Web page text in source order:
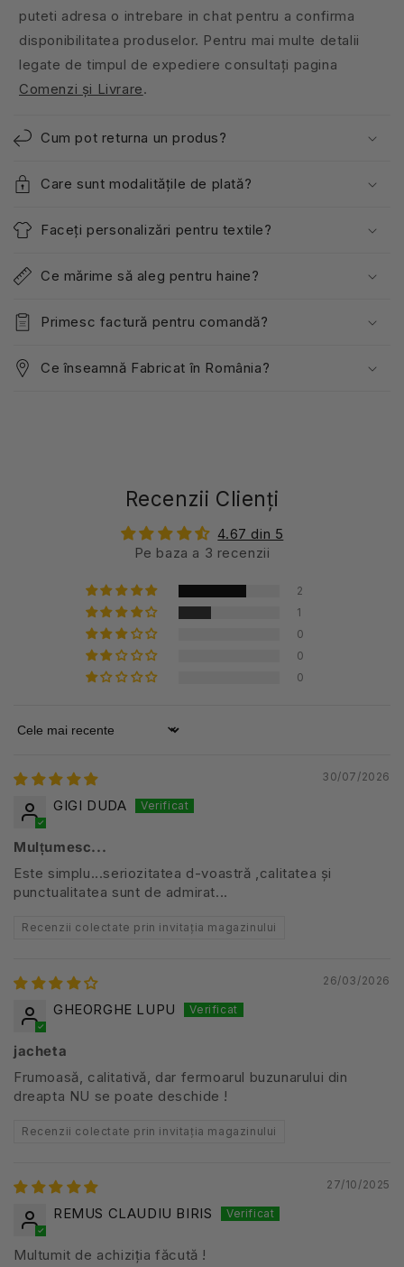
puteti adresa o intrebare in chat pentru a confirma
disponibilitatea produselor. Pentru mai multe detalii
legate de timpul de expediere consultați pagina
Comenzi și Livrare.
Cum pot returna un produs?
Care sunt modalitățile de plată?
Faceți personalizări pentru textile?
Ce mărime să aleg pentru haine?
Primesc factură pentru comandă?
Ce înseamnă Fabricat în România?
Recenzii Clienți
4.67 din 5
Pe baza a 3 recenzii
2
1
0
0
0
Sort by
30/07/2026
GIGI DUDA
Mulțumesc...
Este simplu...seriozitatea d-voastră ,calitatea și
punctualitatea sunt de admirat...
Recenzii colectate prin invitația magazinului
26/03/2026
GHEORGHE LUPU
jacheta
Frumoasă, calitativă, dar fermoarul buzunarului din
dreapta NU se poate deschide !
Recenzii colectate prin invitația magazinului
27/10/2025
REMUS CLAUDIU BIRIS
Multumit de achiziția făcută !